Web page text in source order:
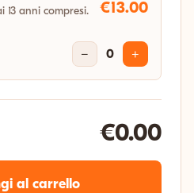
13 anni compresi. €13.00
− 0 +
€0.00
al carrello